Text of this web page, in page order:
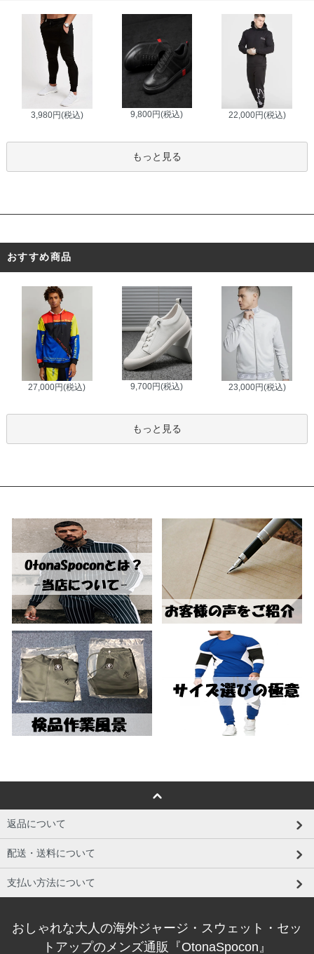
3,980円(税込) 9,800円(税込) 22,000円(税込)
もっと見る
おすすめ商品
27,000円(税込) 9,700円(税込) 23,000円(税込)
もっと見る
返品について
配送・送料について
支払い方法について
おしゃれな大人の海外ジャージ・スウェット・セッ
トアップのメンズ通販『OtonaSpocon』